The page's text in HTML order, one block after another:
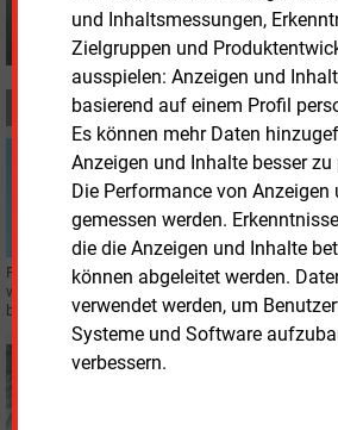
und Inhaltsmessungen,
Zielgruppen und
ausspielen: Anzeigen und
basierend auf einem Profil
Es können mehr Daten
Anzeigen und Inhalte besser
Die Performance von
gemessen werden.
die die Anzeigen und Inhalte
können abgeleitet werden.
verwendet werden, um
Systeme und Software
verbessern.
MEHR ZUM THEMA
WINDKRAFT
Octopus startet vierten
Rund um den Windpark Gomadingen bietet
windabhängigen Rabatten an. Das Modell hat der
britischen Markt übernommen.